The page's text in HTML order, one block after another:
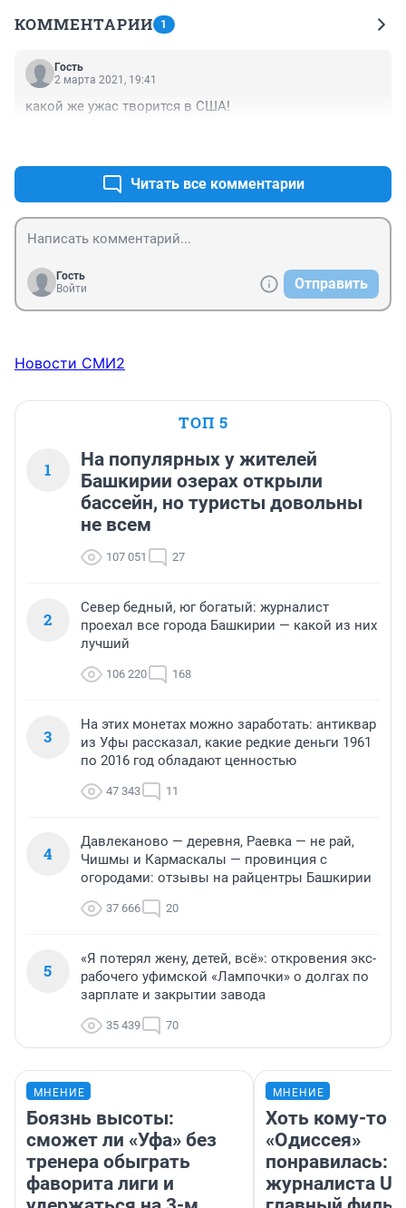
КОММЕНТАРИИ 1
Гость
2 марта 2021, 19:41
какой же ужас творится в США!
Читать все комментарии
Гость
Войти
Отправить
Новости СМИ2
ТОП 5
1
На популярных у жителей
Башкирии озерах открыли
бассейн, но туристы довольны
не всем
107 051 27
2
Север бедный, юг богатый: журналист
проехал все города Башкирии — какой из них
лучший
106 220 168
3
На этих монетах можно заработать: антиквар
из Уфы рассказал, какие редкие деньги 1961
по 2016 год обладают ценностью
47 343 11
4
Давлеканово — деревня, Раевка — не рай,
Чишмы и Кармаскалы — провинция с
огородами: отзывы на райцентры Башкирии
37 666 20
5
«Я потерял жену, детей, всё»: откровения экс-
рабочего уфимской «Лампочки» о долгах по
зарплате и закрытии завода
35 439 70
МНЕНИЕ
Боязнь высоты:
сможет ли «Уфа» без
тренера обыграть
фаворита лиги и
МНЕНИЕ
Хоть кому-то
«Одиссея»
понравилась:
журналиста